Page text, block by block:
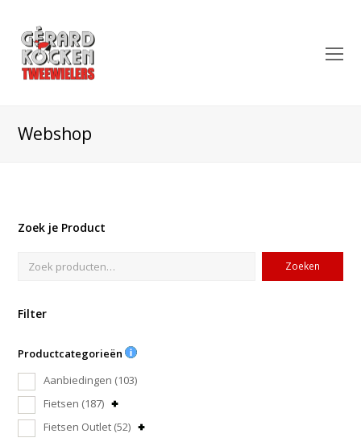
Webshop
Zoek je Product
Zoeken
Filter
Productcategorieën
Aanbiedingen (103)
Fietsen (187)
Fietsen Outlet (52)